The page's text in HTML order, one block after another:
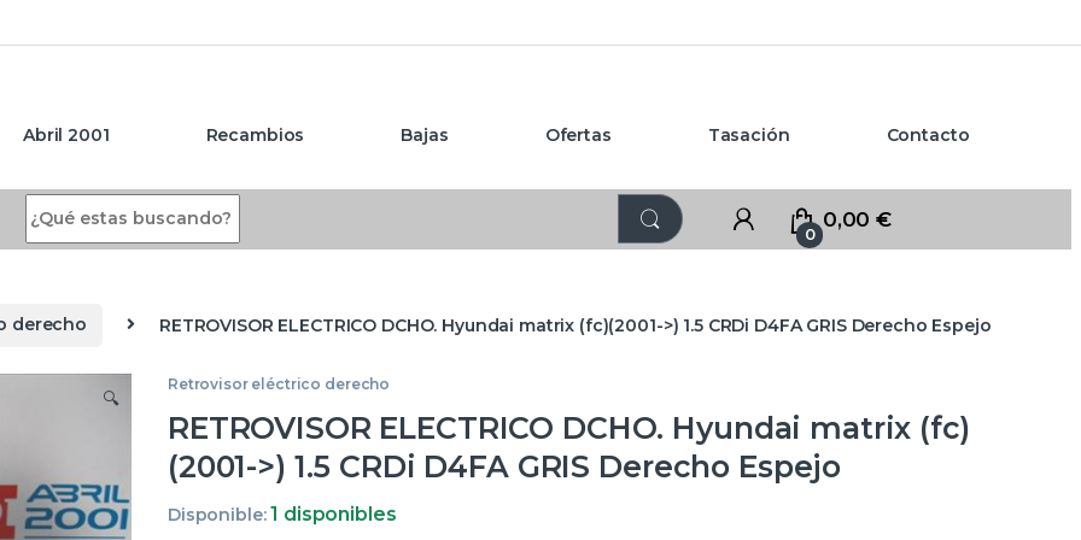
Abril 2001 Recambios Bajas Ofertas Tasación Contacto
0
0,00€
derecho RETROVISOR ELECTRICO DCHO. Hyundai matrix (fc)(2001->) 1.5 CRDi D4FA GRIS Derecho Espejo
🔍
Retrovisor eléctrico derecho
RETROVISOR ELECTRICO DCHO. Hyundai matrix (fc)
(2001->) 1.5 CRDi D4FA GRIS Derecho Espejo
Disponible:1 disponibles